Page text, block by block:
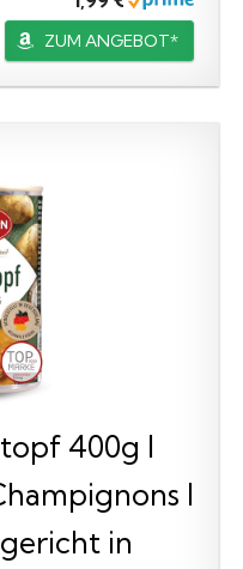
ZUM ANGEBOT*
400g I
I
in